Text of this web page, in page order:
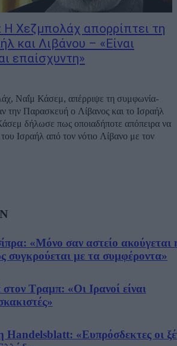
Χεζμπολάχ απορρίπτει τη
και Λιβάνου – «Είναι
επαίσχυντη»
Ναΐμ Κάσεμ, απέρριψε τη συμφωνία-
την Παρασκευή ο Λίβανος και το Ισραήλ
δήλωσε πως οποιαδήποτε απόπειρα να
Ισραήλ από τον νότιο Λίβανο με τον
«Μόνο σαν αστείο ακούγεται
συγκρούεται με τα συμφέροντα»
Τραμπ: «Οι Ιρανοί είναι
Handelsblatt: «Ευπρόσδεκτες οι